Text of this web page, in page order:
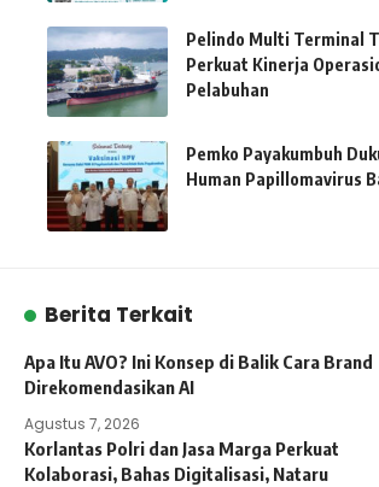
Pelindo Multi Terminal
Perkuat Kinerja
Pelabuhan
Pemko Payakumbuh
Human Papillomavirus
Berita Terkait
Apa Itu AVO? Ini Konsep di Balik Cara Brand
Direkomendasikan AI
Agustus 7, 2026
Korlantas Polri dan Jasa Marga Perkuat
Kolaborasi, Bahas Digitalisasi, Nataru